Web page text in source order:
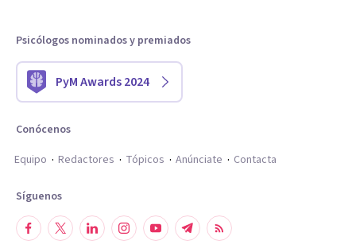
Psicólogos nominados y premiados
PyM Awards 2024
Conócenos
Equipo
Redactores Tópicos Anúnciate Contacta
Síguenos